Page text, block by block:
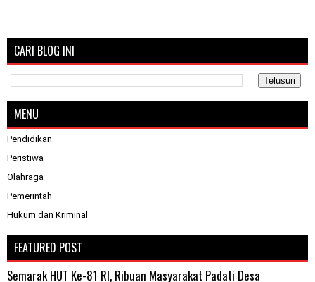
CARI BLOG INI
MENU
Pendidikan
Peristiwa
Olahraga
Pemerintah
Hukum dan Kriminal
FEATURED POST
Semarak HUT Ke-81 RI, Ribuan Masyarakat Padati Desa